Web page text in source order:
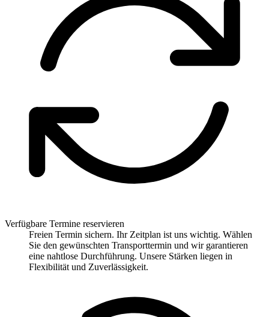
Verfügbare Termine reservieren
Freien Termin sichern. Ihr Zeitplan ist uns wichtig. Wählen
Sie den gewünschten Transporttermin und wir garantieren
eine nahtlose Durchführung. Unsere Stärken liegen in
Flexibilität und Zuverlässigkeit.